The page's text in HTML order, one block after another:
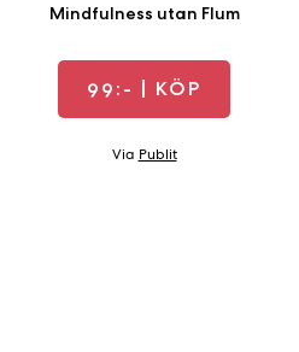
Mindfulness utan Flum
99:- | KÖP
Via Publit